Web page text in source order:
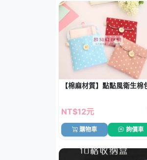
【棉麻材質】點點風衛生
NT$12元
購物車 詢價車